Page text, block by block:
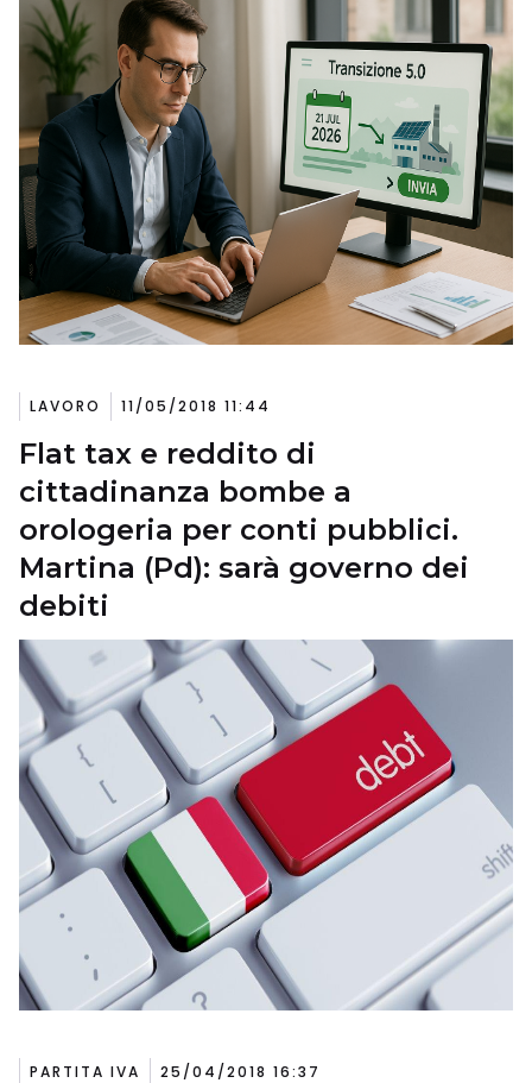
LAVORO 11/05/2018 11:44
Flat tax e reddito di
cittadinanza bombe a
orologeria per conti pubblici.
Martina (Pd): sarà governo dei
debiti
PARTITA IVA 25/04/2018 16:37